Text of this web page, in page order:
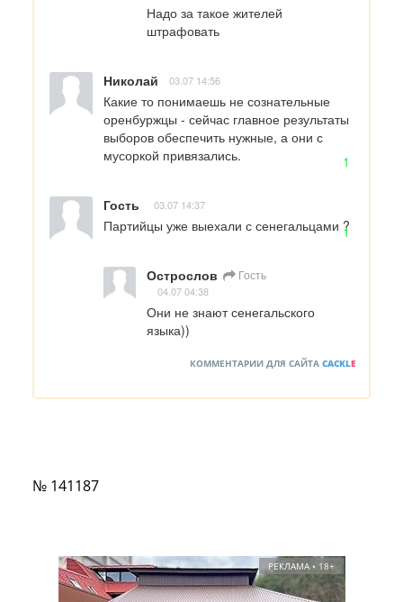
Надо за такое жителей
штрафовать
Николай 03.07 14:56
Какие то понимаешь не сознательные
оренбуржцы - сейчас главное результаты
выборов обеспечить нужные, а они с
мусоркой привязались.
1
Гость 03.07 14:37
Партийцы уже выехали с сенегальцами ?
1
Острослов Гость
04.07 04:38
Они не знают сенегальского
языка))
КОММЕНТАРИИ ДЛЯ САЙТА CACKLE
№ 141187
РЕКЛАМА • 18+